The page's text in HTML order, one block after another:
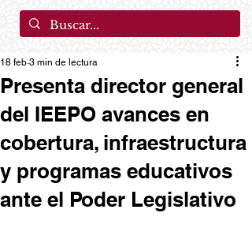
Presenta director general
del IEEPO avances en
cobertura, infraestructura
y programas educativos
ante el Poder Legislativo
18 feb 3 min de lectura